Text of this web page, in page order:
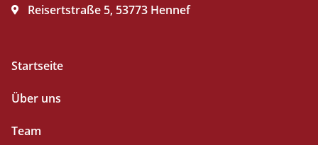
Reisertstraße 5, 53773 Hennef
Startseite
Über uns
Team